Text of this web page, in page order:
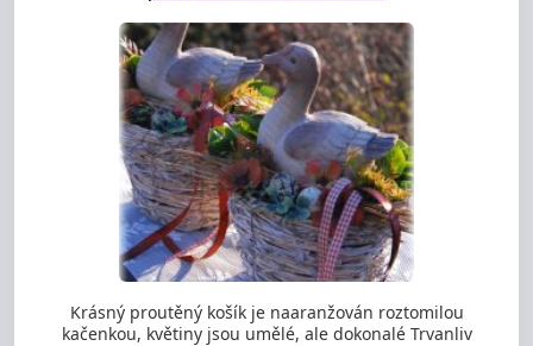
Krásný proutěný košík je naaranžován roztomilou
kačenkou, květiny jsou umělé, ale dokonalé Trvanliv